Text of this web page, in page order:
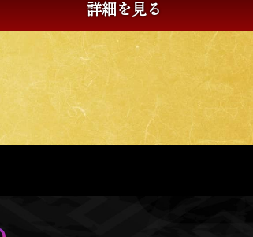
詳細を見る